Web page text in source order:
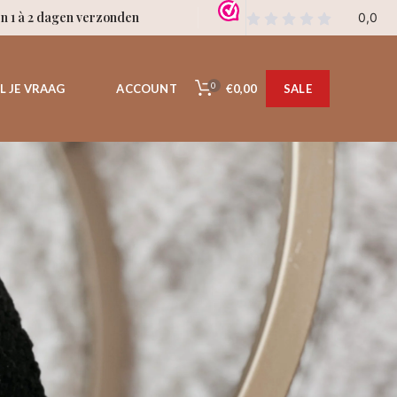
1 à 2 dagen verzonden
JE VRAAG ACCOUNT 0 €0,00 SALE